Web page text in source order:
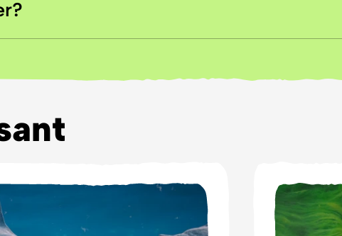
vloeibaar water, als ijs en als waterdamp kan
de zon verdampt het water, zonder het zout,
of sneeuw. Als dit boven land neervalt dan
zee. Daar kan het later opnieuw verdampen.